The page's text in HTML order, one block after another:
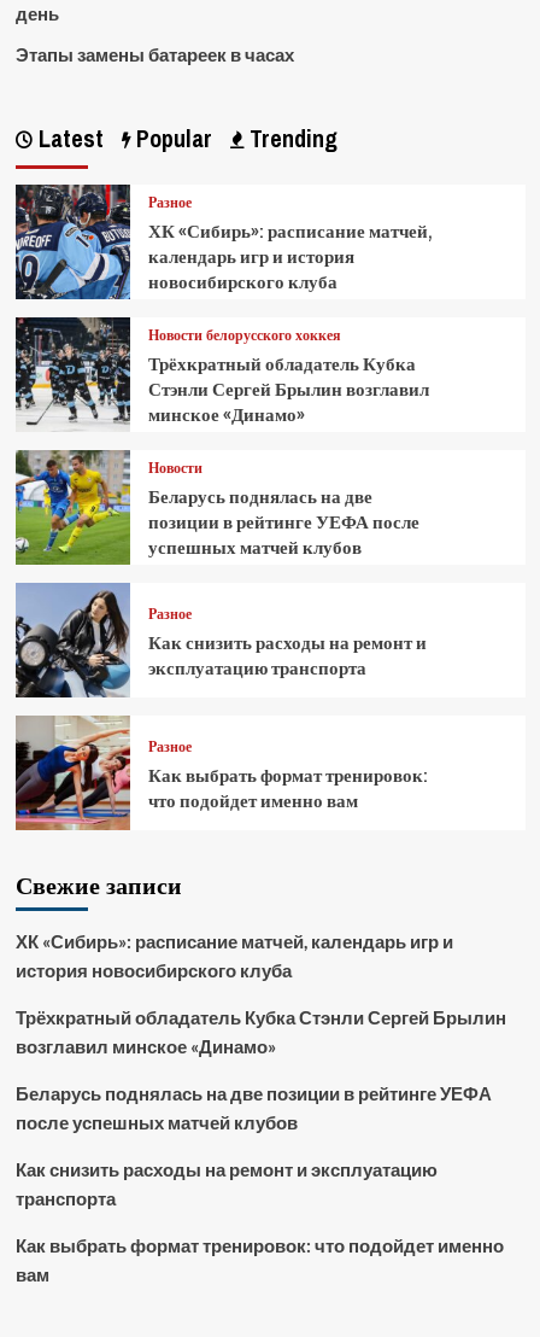
день
Этапы замены батареек в часах
Latest Popular Trending
Разное
ХК «Сибирь»: расписание матчей,
календарь игр и история
новосибирского клуба
Новости белорусского хоккея
Трёхкратный обладатель Кубка
Стэнли Сергей Брылин возглавил
минское «Динамо»
Новости
Беларусь поднялась на две
позиции в рейтинге УЕФА после
успешных матчей клубов
Разное
Как снизить расходы на ремонт и
эксплуатацию транспорта
Разное
Как выбрать формат тренировок:
что подойдет именно вам
Свежие записи
ХК «Сибирь»: расписание матчей, календарь игр и
история новосибирского клуба
Трёхкратный обладатель Кубка Стэнли Сергей Брылин
возглавил минское «Динамо»
Беларусь поднялась на две позиции в рейтинге УЕФА
после успешных матчей клубов
Как снизить расходы на ремонт и эксплуатацию
транспорта
Как выбрать формат тренировок: что подойдет именно
вам